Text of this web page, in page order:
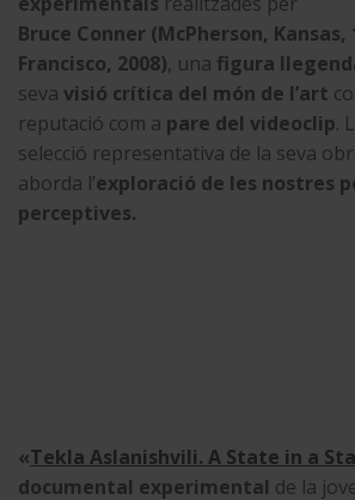
Bruce Conner (McPherson, Kansas,
Francisco, 2008), una figura
seva visió crítica del món de l’art
reputació com a pare del videoclip.
selecció representativa de la seva
aborda l’exploració de les nostres
perceptives.
«Tekla Aslanishvili. A State in a
documental experimental de la